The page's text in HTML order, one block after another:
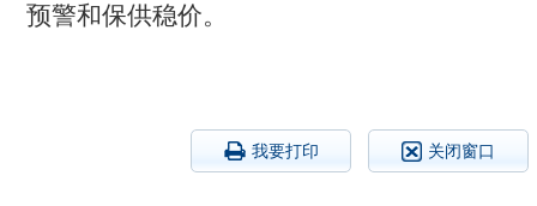
预警和保供稳价。
我要打印 关闭窗口